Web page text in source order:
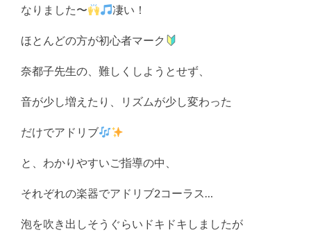
なりました〜 凄い！
ほとんどの方が初心者マーク
奈都子先生の、難しくしようとせず、
音が少し増えたり、リズムが少し変わった
だけでアドリブ
と、わかりやすいご指導の中、
それぞれの楽器でアドリブ2コーラス…
泡を吹き出しそうぐらいドキドキしましたが